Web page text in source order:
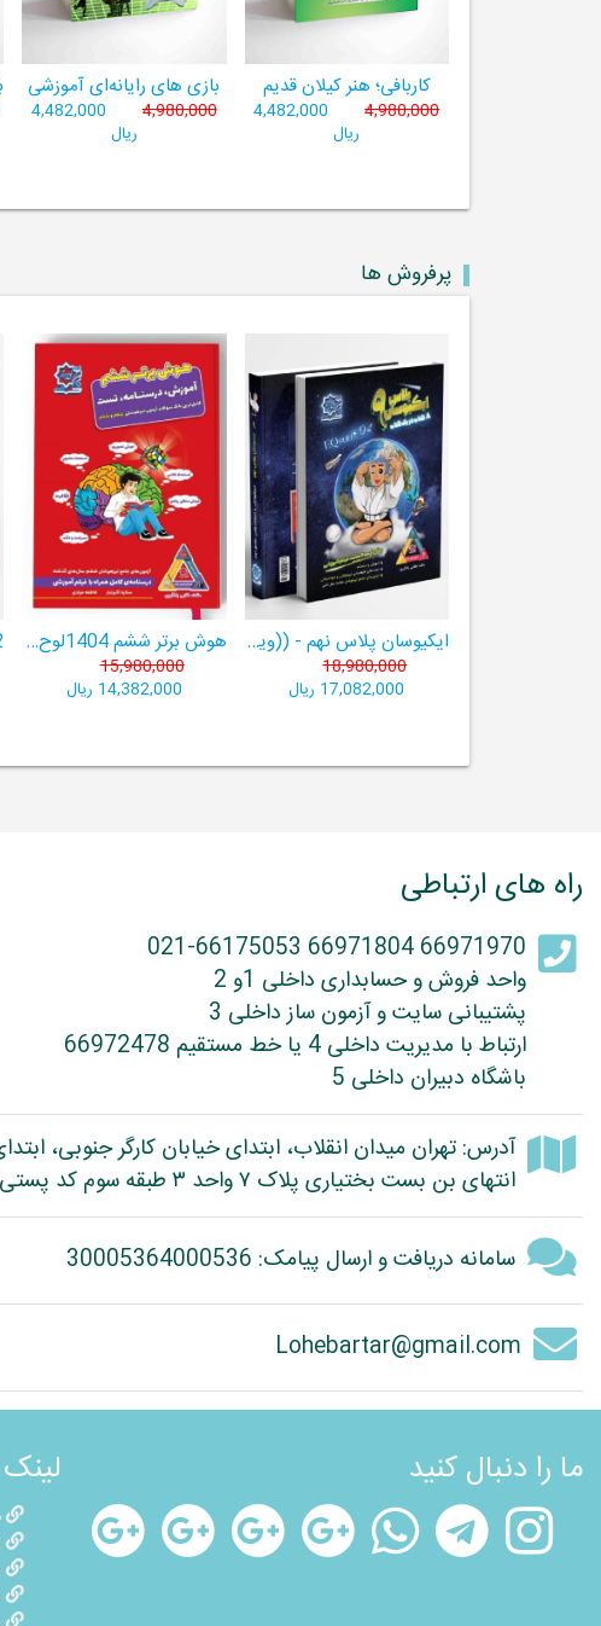
کاربافی؛ هنر کیلان قدیم
4,980,000
4,482,000
ریال
بازی های رایانه‌ای آموزشی
4,980,000
4,482,000
ریال
پرفروش ها
ایکیوسان پلاس نهم - ((ویژۀ مدارس نمونه دولتی، تیزهوشان و سمپاد+ فیلم‌های آموزشی+سامانۀ آزمون‌ساز رایگان))
18,980,000
17,082,000 ریال
هوش برتر ششم 1404لوح برتر- ((ویژۀ آزمون تیزهوشان پایۀ ششم+ فیلم آموزشی + سامانۀ آزمون‌ساز رایگان))
15,980,000
14,382,000 ریال
راه های ارتباطی
66971970 66971804 021-66175053
واحد فروش و حسابداری داخلی 1و 2
پشتیبانی سایت و آزمون ساز داخلی 3
ارتباط با مدیریت داخلی 4 یا خط مستقیم 66972478
باشگاه دبیران داخلی 5
آدرس: تهران میدان انقلاب، ابتدای خیابان کارگر جنوبی،
انتهای بن بست بختیاری پلاک ۷ واحد ۳ طبقه سوم کد پستی: 1314614363
سامانه دریافت و ارسال پیامک: 30005364000536
Lohebartar@gmail.com
ما را دنبال کنید